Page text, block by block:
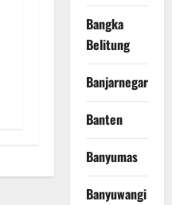
Bangka
Belitung
Banjarnegara
Banten
Banyumas
Banyuwangi